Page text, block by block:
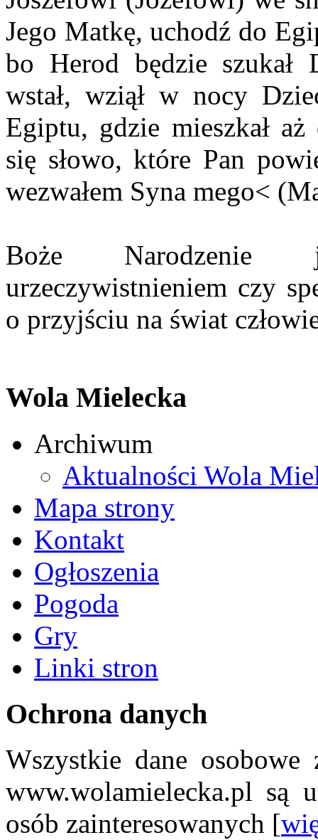
Jego Matkę, uchodź do
bo Herod będzie szukał
wstał, wziął w nocy
Egiptu, gdzie mieszkał
się słowo, które Pan
wezwałem Syna mego<
Boże Narodzenie
urzeczywistnieniem czy
o przyjściu na świat
Wola Mielecka
Archiwum
Aktualności Wola
Mapa strony
Kontakt
Ogłoszenia
Pogoda
Gry
Linki stron
Ochrona danych
Wszystkie dane osobowe
www.wolamielecka.pl są
osób zainteresowanych [